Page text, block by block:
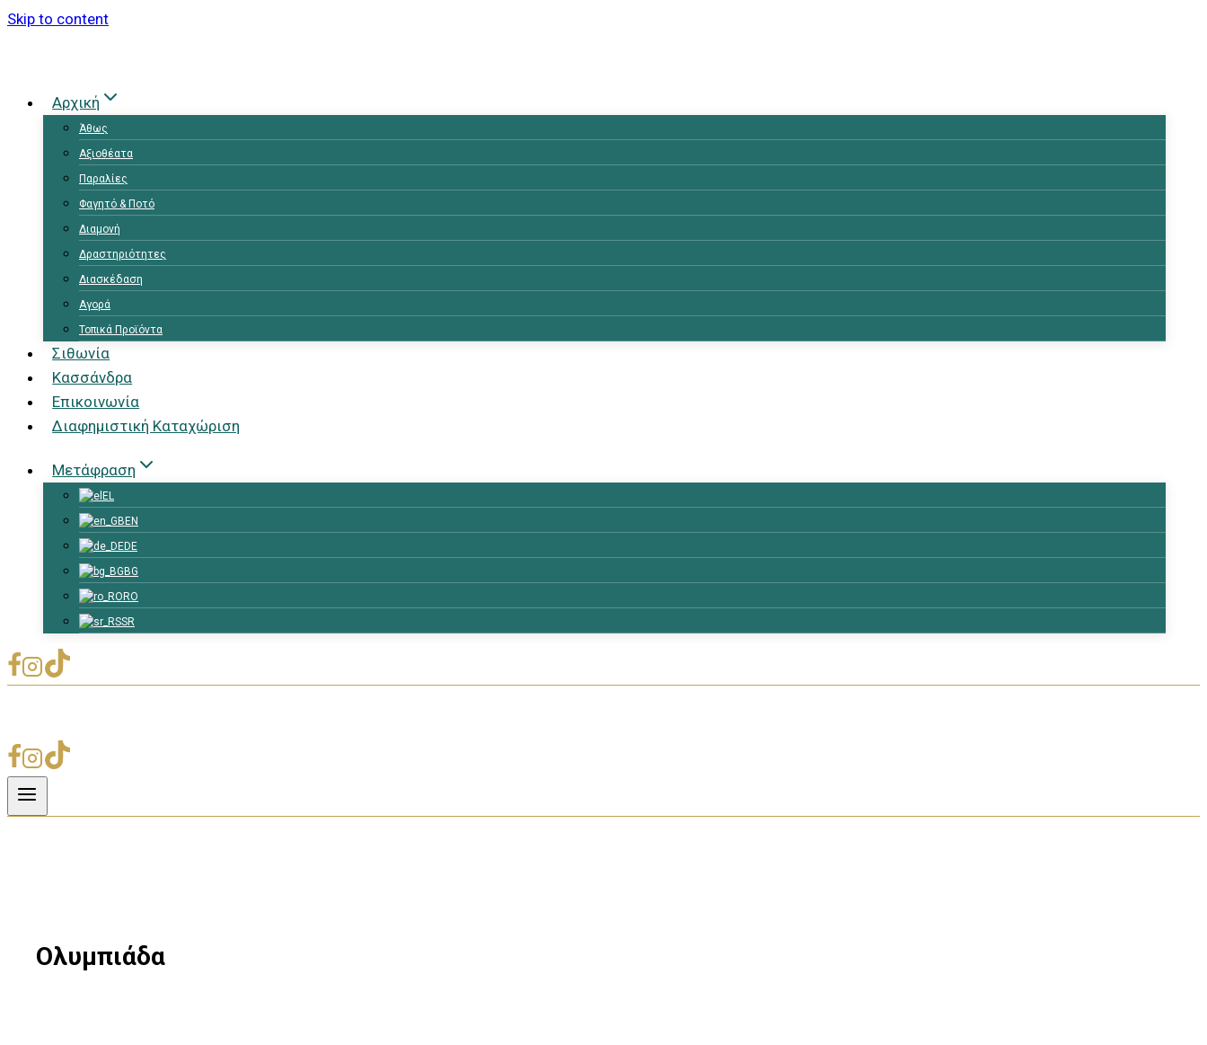
Skip to content
Αρχική
Άθως
Αξιοθέατα
Παραλίες
Φαγητό & Ποτό
Διαμονή
Δραστηριότητες
Διασκέδαση
Αγορά
Τοπικά Προϊόντα
Σιθωνία
Κασσάνδρα
Επικοινωνία
Διαφημιστική Καταχώριση
Μετάφραση
EL
EN
DE
BG
RO
SR
Ολυμπιάδα